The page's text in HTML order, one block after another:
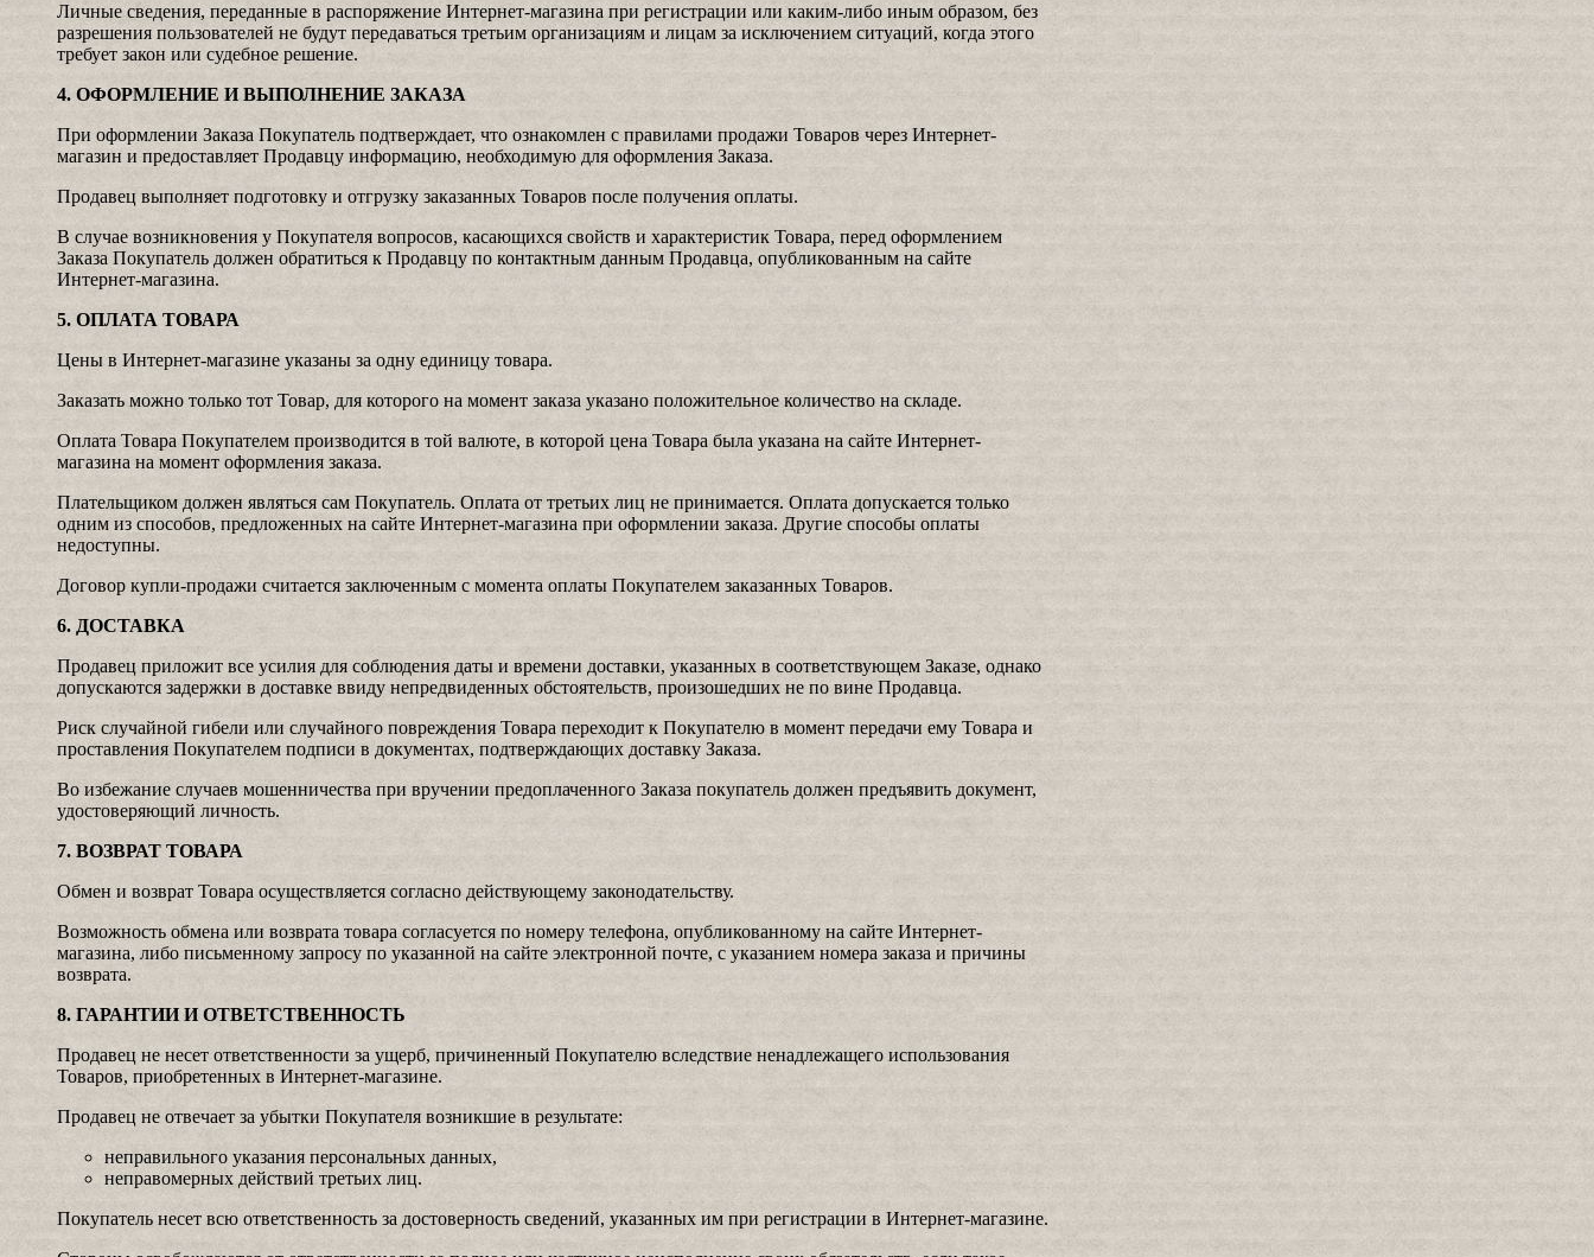
Личные сведения, переданные в распоряжение Интернет-магазина при регистрации или каким-либо иным образом, без
разрешения пользователей не будут передаваться третьим организациям и лицам за исключением ситуаций, когда этого
требует закон или судебное решение.
4. ОФОРМЛЕНИЕ И ВЫПОЛНЕНИЕ ЗАКАЗА
При оформлении Заказа Покупатель подтверждает, что ознакомлен с правилами продажи Товаров через Интернет-
магазин и предоставляет Продавцу информацию, необходимую для оформления Заказа.
Продавец выполняет подготовку и отгрузку заказанных Товаров после получения оплаты.
В случае возникновения у Покупателя вопросов, касающихся свойств и характеристик Товара, перед оформлением
Заказа Покупатель должен обратиться к Продавцу по контактным данным Продавца, опубликованным на сайте
Интернет-магазина.
5. ОПЛАТА ТОВАРА
Цены в Интернет-магазине указаны за одну единицу товара.
Заказать можно только тот Товар, для которого на момент заказа указано положительное количество на складе.
Оплата Товара Покупателем производится в той валюте, в которой цена Товара была указана на сайте Интернет-
магазина на момент оформления заказа.
Плательщиком должен являться сам Покупатель. Оплата от третьих лиц не принимается. Оплата допускается только
одним из способов, предложенных на сайте Интернет-магазина при оформлении заказа. Другие способы оплаты
недоступны.
Договор купли-продажи считается заключенным с момента оплаты Покупателем заказанных Товаров.
6. ДОСТАВКА
Продавец приложит все усилия для соблюдения даты и времени доставки, указанных в соответствующем Заказе, однако
допускаются задержки в доставке ввиду непредвиденных обстоятельств, произошедших не по вине Продавца.
Риск случайной гибели или случайного повреждения Товара переходит к Покупателю в момент передачи ему Товара и
проставления Покупателем подписи в документах, подтверждающих доставку Заказа.
Во избежание случаев мошенничества при вручении предоплаченного Заказа покупатель должен предъявить документ,
удостоверяющий личность.
7. ВОЗВРАТ ТОВАРА
Обмен и возврат Товара осуществляется согласно действующему законодательству.
Возможность обмена или возврата товара согласуется по номеру телефона, опубликованному на сайте Интернет-
магазина, либо письменному запросу по указанной на сайте электронной почте, с указанием номера заказа и причины
возврата.
8. ГАРАНТИИ И ОТВЕТСТВЕННОСТЬ
Продавец не несет ответственности за ущерб, причиненный Покупателю вследствие ненадлежащего использования
Товаров, приобретенных в Интернет-магазине.
Продавец не отвечает за убытки Покупателя возникшие в результате:
неправильного указания персональных данных,
неправомерных действий третьих лиц.
Покупатель несет всю ответственность за достоверность сведений, указанных им при регистрации в Интернет-магазине.